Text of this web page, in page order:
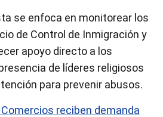
se enfoca en monitorear los
de Control de Inmigración y
apoyo directo a los
de líderes religiosos
para prevenir abusos.
Comercios reciben demanda